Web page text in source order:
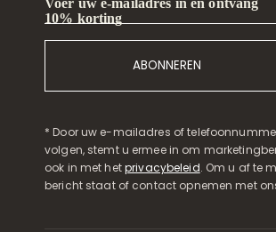
Voer uw e-mailadres in en ontvang
10% korting
ABONNEREN
* Door uw e-mailadres of
volgen, stemt u ermee in om
ook in met hetprivacybeleid. Om u af te
bericht staat of contact opnemen met